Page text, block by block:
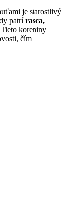
je starostlivý
patrírasca,
Tieto koreniny
čím